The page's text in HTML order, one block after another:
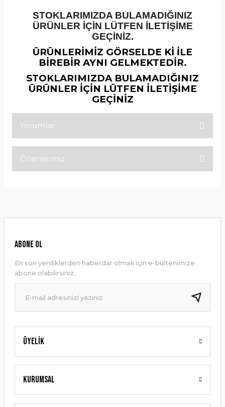
STOKLARIMIZDA BULAMADIĞINIZ
ÜRÜNLER İÇİN LÜTFEN İLETİŞİME
GEÇİNİZ.
ÜRÜNLERİMİZ GÖRSELDE Kİ İLE
BİREBİR AYNI GELMEKTEDİR.
STOKLARIMIZDA BULAMADIĞINIZ
ÜRÜNLER İÇİN LÜTFEN İLETİŞİME
GEÇİNİZ
Yorumlar
Önerileriniz
Ürün resmi kalitesiz, bozuk veya görüntülenemiyor.
Ürün bilgilerinde hatalar bulunuyor.
Ürün fiyatı diğer sitelerden daha pahalı.
Bu ürüne benzer farklı alternatifler olmalı.
Gönder
Üyelik
Kurumsal
ABONE OL
En son yeniliklerden haberdar olmak için e-bültenimize
abone olabilirsiniz.